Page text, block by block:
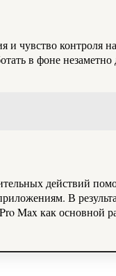
и чувство
в фоне
действий
В
Max как основной